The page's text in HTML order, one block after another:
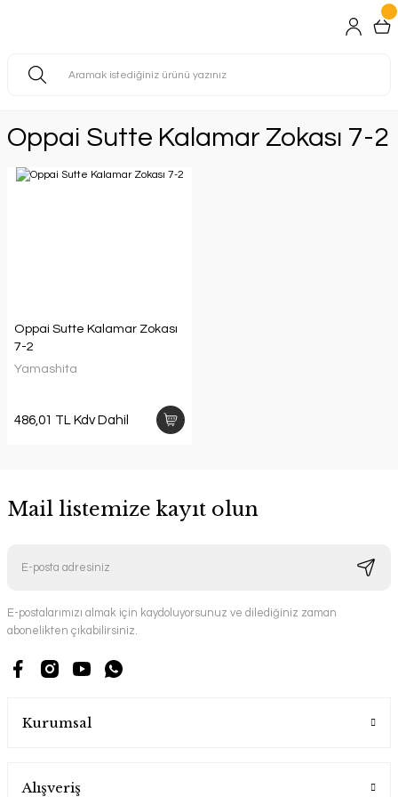
Oppai Sutte Kalamar Zokası 7-2
Oppai Sutte Kalamar Zokası
7-2
Yamashita
486,01 TL Kdv Dahil
Mail listemize kayıt olun
E-postalarımızı almak için kaydoluyorsunuz ve dilediğiniz zaman
abonelikten çıkabilirsiniz.
Kurumsal
Alışveriş